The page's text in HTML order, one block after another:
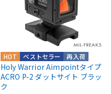
再入荷
ベストセラー
HOT
Holy Warrior Aimpointタイプ
ACRO P-2 ダットサイト ブラッ
ク